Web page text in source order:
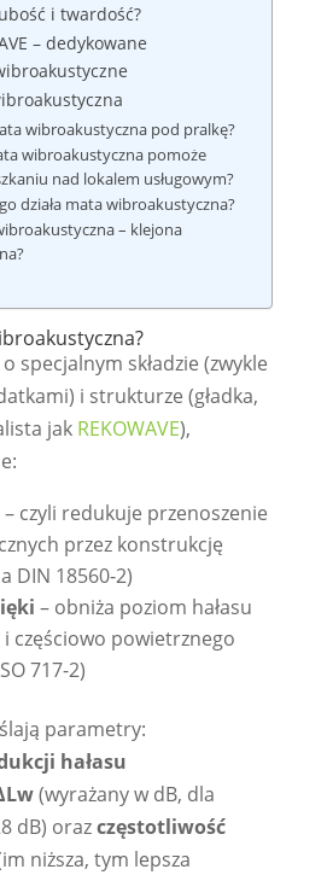
i twardość?
– dedykowane
wibroakustyczna pod pralkę?
wibroakustyczna pomoże
nad lokalem usługowym?
działa mata wibroakustyczna?
– klejona
specjalnym składzie (zwykle
i strukturze (gładka,
jak REKOWAVE),
– czyli redukuje przenoszenie
przez konstrukcję
DIN 18560-2)
– obniża poziom hałasu
częściowo powietrznego
717-2)
parametry:
hałasu
(wyrażany w dB, dla
dB) orazczęstotliwość
niższa, tym lepsza